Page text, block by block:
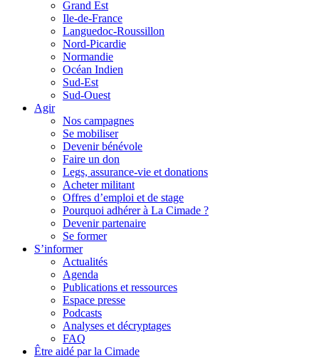
Grand Est
Ile-de-France
Languedoc-Roussillon
Nord-Picardie
Normandie
Océan Indien
Sud-Est
Sud-Ouest
Agir
Nos campagnes
Se mobiliser
Devenir bénévole
Faire un don
Legs, assurance-vie et donations
Acheter militant
Offres d’emploi et de stage
Pourquoi adhérer à La Cimade ?
Devenir partenaire
Se former
S’informer
Actualités
Agenda
Publications et ressources
Espace presse
Podcasts
Analyses et décryptages
FAQ
Être aidé par la Cimade